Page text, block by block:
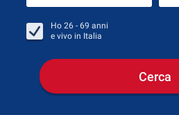
Ho 26 - 69 anni
e vivo in Italia
Cerca